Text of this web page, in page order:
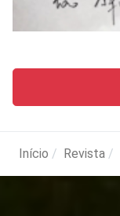
Início Revista